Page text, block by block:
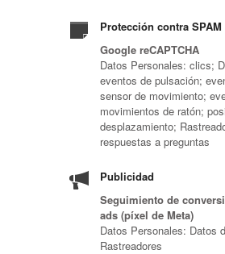
Protección contra
Google reCAPTCHA
Datos Personales: clics;
eventos de pulsación;
sensor de movimiento;
movimientos de ratón;
desplazamiento;
respuestas a preguntas
Publicidad
Seguimiento de
ads (píxel de Meta)
Datos Personales: Datos
Rastreadores